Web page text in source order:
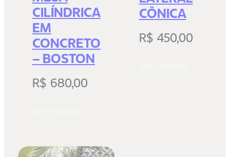
CILÍNDRICA
EM
CONCRETO
– BOSTON
R$680,00
CÔNICA
R$450,00